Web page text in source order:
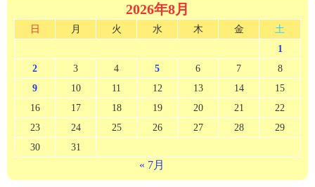
2026年8月
日 月 火 水 木 金
土
1
2
3 4 5 6 7
8
9
10 11 12 13 14
15
16
17 18 19 20 21
22
23
24 25 26 27 28
29
30
31
« 7月